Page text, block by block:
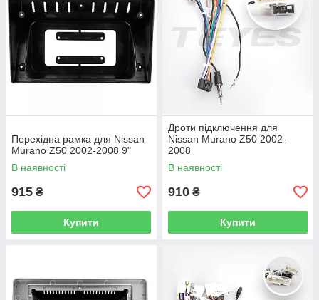
Перехідна рамка для Nissan
Murano Z50 2002-2008 9"
В наявності
915 ₴
Купити
Дроти підключення для
Nissan Murano Z50 2002-
2008
В наявності
910 ₴
Купити